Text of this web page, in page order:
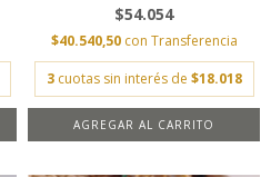
$54.054
$40.540,50 con Transferencia
3 cuotas sin interés de $18.018
AGREGAR AL CARRITO